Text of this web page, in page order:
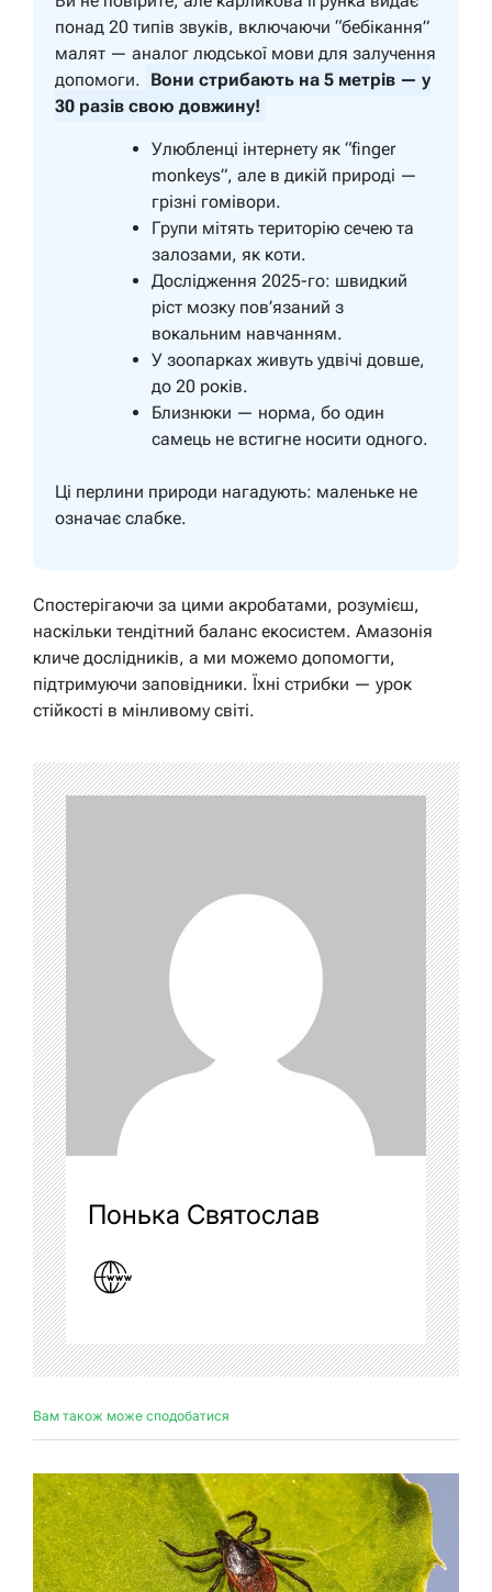
понад 20 типів звуків, включаючи “бебікання”
малят — аналог людської мови для залучення
допомоги.
Вони стрибають на 5 метрів — у
30 разів свою довжину!
Улюбленці інтернету як “finger
monkeys”, але в дикій природі —
грізні гомівори.
Групи мітять територію сечею та
залозами, як коти.
Дослідження 2025-го: швидкий
ріст мозку пов’язаний з
вокальним навчанням.
У зоопарках живуть удвічі довше,
до 20 років.
Близнюки — норма, бо один
самець не встигне носити одного.
Ці перлини природи нагадують: маленьке не
означає слабке.
Спостерігаючи за цими акробатами, розумієш,
наскільки тендітний баланс екосистем. Амазонія
кличе дослідників, а ми можемо допомогти,
підтримуючи заповідники. Їхні стрибки — урок
стійкості в мінливому світі.
Понька Святослав
Вам також може сподобатися